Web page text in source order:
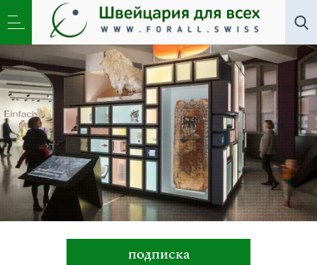
Искусство
«Просто Цюрих» — город и кантон
сквозь призму Национального музея
подписка